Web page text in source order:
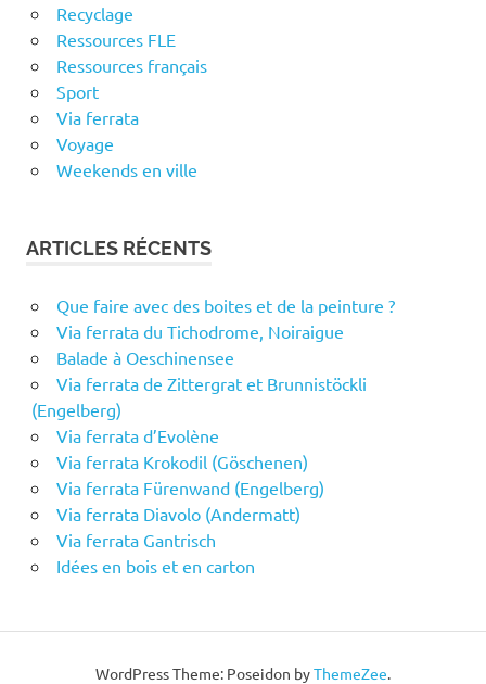
Recyclage
Ressources FLE
Ressources français
Sport
Via ferrata
Voyage
Weekends en ville
ARTICLES RÉCENTS
Que faire avec des boites et de la peinture ?
Via ferrata du Tichodrome, Noiraigue
Balade à Oeschinensee
Via ferrata de Zittergrat et Brunnistöckli
(Engelberg)
Via ferrata d’Evolène
Via ferrata Krokodil (Göschenen)
Via ferrata Fürenwand (Engelberg)
Via ferrata Diavolo (Andermatt)
Via ferrata Gantrisch
Idées en bois et en carton
WordPress Theme: Poseidon byThemeZee.